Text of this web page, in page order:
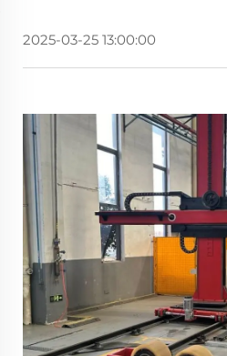
2025-03-25 13:00:00